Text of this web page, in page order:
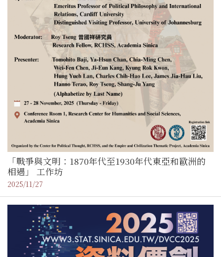
「戰爭與文明：1870年代至1930年代東亞和歐洲的
相遇」 工作坊
2025/11/27